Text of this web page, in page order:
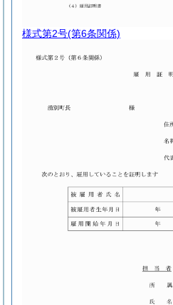
様式第2号(第6条関係)